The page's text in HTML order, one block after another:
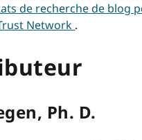
de recherche de blog
Network .
Ph. D.